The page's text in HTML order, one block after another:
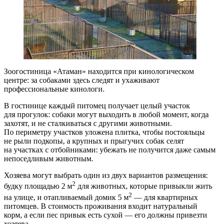
Зоогостиница «Атаман» находится при кинологическом
центре: за собаками здесь следят и ухаживают
профессиональные кинологи.
В гостинице каждый питомец получает целый участок
для прогулок: собаки могут выходить в любой момент, когда
захотят, и не сталкиваться с другими животными.
По периметру участков уложена плитка, чтобы постояльцы
не рыли подкопы, а крупных и прыгучих собак селят
на участках с отбойниками: убежать не получится даже самым
непоседливым животным.
Хозяева могут выбрать один из двух вариантов размещения:
будку площадью 2 м2 для животных, которые привыкли жить
на улице, и отапливаемый домик 5 м2 — для квартирных
питомцев. В стоимость проживания входит натуральный
корм, а если пес привык есть сухой — его должны привезти